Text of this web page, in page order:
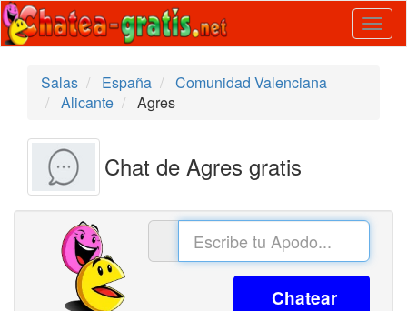
Salas
España
Comunidad Valenciana
Alicante
Agres
Chat de Agres gratis
Chatear